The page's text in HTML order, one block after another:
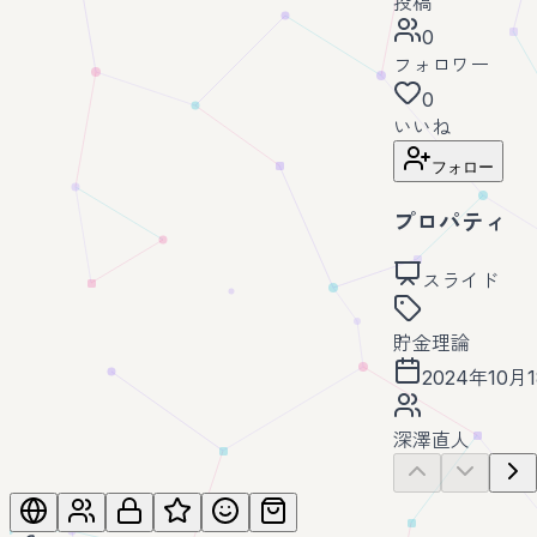
0
フォロワー
0
いいね
フォロー
プロパティ
スライド
貯金理論
2024年10月
深澤直人